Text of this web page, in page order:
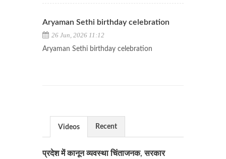
Aryaman Sethi birthday celebration
26 Jun, 2026 11:12
Aryaman Sethi birthday celebration
Videos Recent
प्रदेश में कानून व्यवस्था चिंताजनक, सरकार